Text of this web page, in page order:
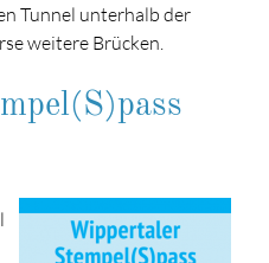
Tunnel unterhalb der
weitere Brücken.